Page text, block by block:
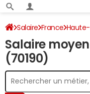
Salaire France
Salaire
(70190)